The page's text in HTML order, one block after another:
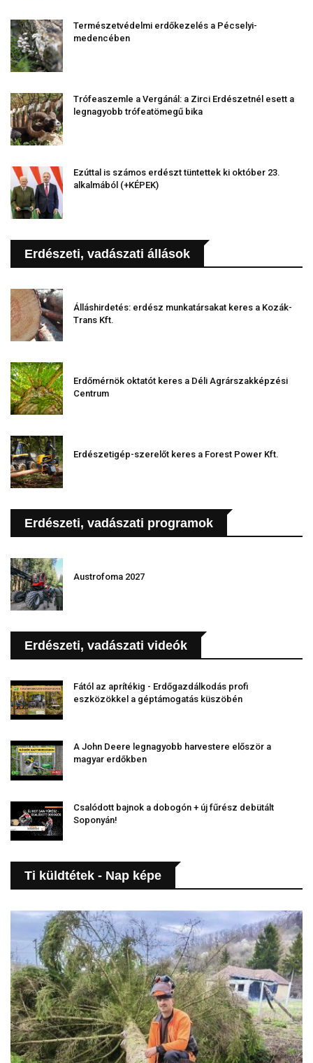
Természetvédelmi erdőkezelés a Pécselyi-
medencében
Trófeaszemle a Vergánál: a Zirci Erdészetnél esett a
legnagyobb trófeatömegű bika
Ezúttal is számos erdészt tüntettek ki október 23.
alkalmából (+KÉPEK)
Erdészeti, vadászati állások
Álláshirdetés: erdész munkatársakat keres a Kozák-
Trans Kft.
Erdőmérnök oktatót keres a Déli Agrárszakképzési
Centrum
Erdészetigép-szerelőt keres a Forest Power Kft.
Erdészeti, vadászati programok
Austrofoma 2027
Erdészeti, vadászati videók
Fától az aprítékig - Erdőgazdálkodás profi
eszközökkel a géptámogatás küszöbén
A John Deere legnagyobb harvestere először a
magyar erdőkben
Csalódott bajnok a dobogón + új fűrész debütált
Soponyán!
Ti küldtétek - Nap képe